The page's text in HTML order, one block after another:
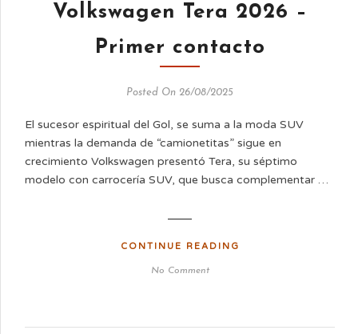
Volkswagen Tera 2026 –
Primer contacto
Posted On 26/08/2025
El sucesor espiritual del Gol, se suma a la moda SUV
mientras la demanda de “camionetitas” sigue en
crecimiento Volkswagen presentó Tera, su séptimo
modelo con carrocería SUV, que busca complementar …
CONTINUE READING
No Comment